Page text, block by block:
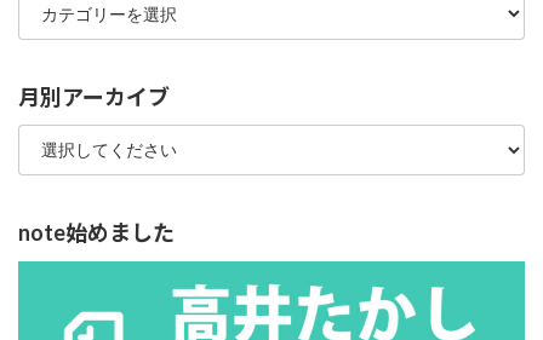
ゴ
ー
月別アーカイブ
note始めました